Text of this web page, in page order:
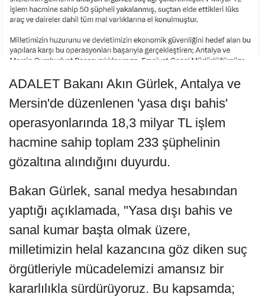
ADALET Bakanı Akın Gürlek, Antalya ve
Mersin'de düzenlenen 'yasa dışı bahis'
operasyonlarında 18,3 milyar TL işlem
hacmine sahip toplam 233 şüphelinin
gözaltına alındığını duyurdu.
Bakan Gürlek, sanal medya hesabından
yaptığı açıklamada, "Yasa dışı bahis ve
sanal kumar başta olmak üzere,
milletimizin helal kazancına göz diken suç
örgütleriyle mücadelemizi amansız bir
kararlılıkla sürdürüyoruz. Bu kapsamda;